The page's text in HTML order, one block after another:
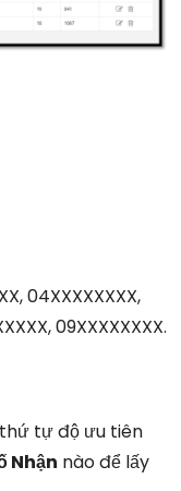
04XXXXXXXX,
09XXXXXXXX.
tự độ ưu tiên
Nhận nào để lấy